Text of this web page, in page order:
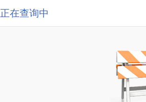
正在查询中